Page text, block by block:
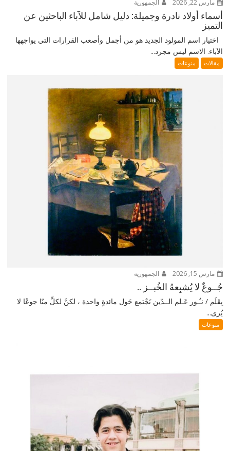
مارس 22, 2026 الجمهورية
أسماء أولاد نادرة وجميلة: دليل شامل للآباء الباحثين عن
التميز
اختيار اسم المولود الجديد هو من أجمل وأصعب القرارات التي يواجهها
الآباء. الاسم ليس مجرد...
مقالات منوعات
مارس 15, 2026 الجمهورية
جُــوعٌ لا يُشبِعهُ الخُبــز ..
بِقَلَم / نـُـور عَـلم الــدّين نَجْتمع حَول مائدةٍ واحدة ، لكنَّ لكلٍّ منّا جوعًا لا
يُرى...
منوعات